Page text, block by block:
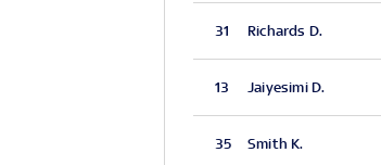
31 Richards D.
13 Jaiyesimi D.
35 Smith K.